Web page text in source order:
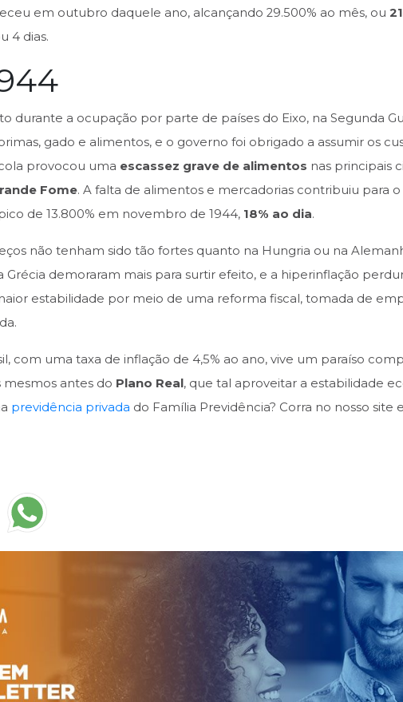
em outubro daquele ano, alcançando 29.500% ao mês, ou
4 dias.
durante a ocupação por parte de países do Eixo, na Segunda
gado e alimentos, e o governo foi obrigado a assumir os
provocou uma escassez grave de alimentos nas principais
Fome. A falta de alimentos e mercadorias contribuiu para o
de 13.800% em novembro de 1944, 18% ao dia.
não tenham sido tão fortes quanto na Hungria ou na
Grécia demoraram mais para surtir efeito, e a hiperinflação
estabilidade por meio de uma reforma fiscal, tomada de
com uma taxa de inflação de 4,5% ao ano, vive um paraíso
mesmos antes do Plano Real, que tal aproveitar a estabilidade
previdência privada do Família Previdência? Corra no nosso site